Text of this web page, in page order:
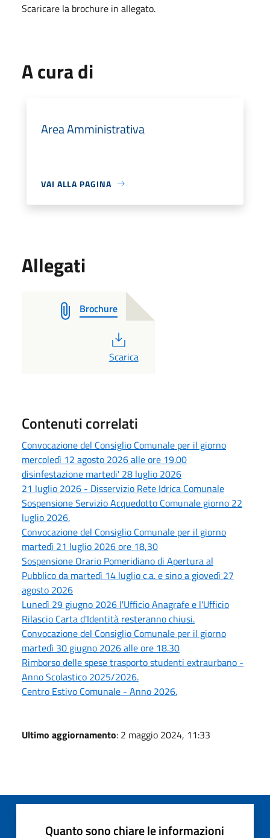
Scaricare la brochure in allegato.
A cura di
Area Amministrativa
VAI ALLA PAGINA
Allegati
Brochure
PDF
Scarica
Contenuti correlati
Convocazione del Consiglio Comunale per il giorno
mercoledì 12 agosto 2026 alle ore 19.00
disinfestazione martedi' 28 luglio 2026
21 luglio 2026 - Disservizio Rete Idrica Comunale
Sospensione Servizio Acquedotto Comunale giorno 22
luglio 2026.
Convocazione del Consiglio Comunale per il giorno
martedì 21 luglio 2026 ore 18,30
Sospensione Orario Pomeridiano di Apertura al
Pubblico da martedì 14 luglio c.a. e sino a giovedì 27
agosto 2026
Lunedì 29 giugno 2026 l'Ufficio Anagrafe e l'Ufficio
Rilascio Carta d'Identità resteranno chiusi.
Convocazione del Consiglio Comunale per il giorno
martedì 30 giugno 2026 alle ore 18.30
Rimborso delle spese trasporto studenti extraurbano -
Anno Scolastico 2025/2026.
Centro Estivo Comunale - Anno 2026.
Ultimo aggiornamento: 2 maggio 2024, 11:33
Quanto sono chiare le informazioni